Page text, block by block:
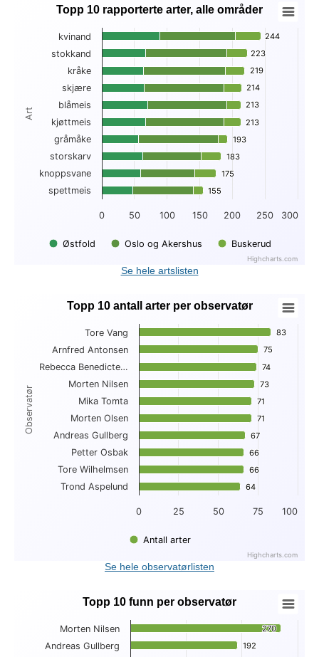
Topp 10 rapporterte arter, alle områder
Bar chart with 3 data series.
View as data table, Topp 10 rapporterte arter, alle områder
The chart has 1 X axis displaying Art.
The chart has 1 Y axis displaying . Data ranges from 47 to
Art
Topp 10 rapporterte arter, alle områder
244
244
223
223
219
219
214
214
213
213
213
213
193
193
183
183
175
175
155
155
Østfold Oslo og Akershus Buskerud
0 50 100 150 200 250 300
kvinand
stokkand
kråke
skjære
blåmeis
kjøttmeis
gråmåke
storskarv
knoppsvane
spettmeis
Highcharts.com
End of interactive chart.Se hele artslisten
Topp 10 antall arter per observatør
Bar chart with 10 bars.
View as data table, Topp 10 antall arter per observatør
The chart has 1 X axis displaying Observatør.
The chart has 1 Y axis displaying . Data ranges from 64 to
Observatør
Topp 10 antall arter per observatør
83
83
75
75
74
74
73
73
71
71
71
71
67
67
66
66
66
66
64
64
Antall arter
0 100
25 50 75
Tore Vang
Arnfred Antonsen
Rebecca Benedicte…
Morten Nilsen
Mika Tomta
Morten Olsen
Andreas Gullberg
Petter Osbak
Tore Wilhelmsen
Trond Aspelund
Highcharts.com
End of interactive chart.Se hele observatørlisten
Topp 10 funn per observatør
Bar chart with 10 bars.
View as data table, Topp 10 funn per observatør
Topp 10 funn per observatør
270
270
192
192
Morten Nilsen
Andreas Gullberg